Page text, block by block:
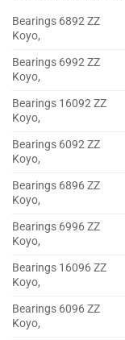
Bearings 6892 ZZ
Koyo,
Bearings 6992 ZZ
Koyo,
Bearings 16092 ZZ
Koyo,
Bearings 6092 ZZ
Koyo,
Bearings 6896 ZZ
Koyo,
Bearings 6996 ZZ
Koyo,
Bearings 16096 ZZ
Koyo,
Bearings 6096 ZZ
Koyo,